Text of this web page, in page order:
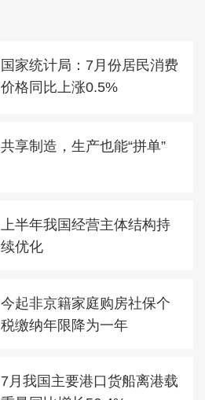
国家统计局：7月份居民消费
价格同比上涨0.5%
共享制造，生产也能“拼单”
上半年我国经营主体结构持
续优化
今起非京籍家庭购房社保个
税缴纳年限降为一年
7月我国主要港口货船离港载